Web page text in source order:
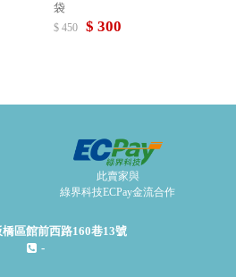
袋
$ 450 $ 300
此賣家與
綠界科技ECPay金流合作
區館前西路160巷13號
-